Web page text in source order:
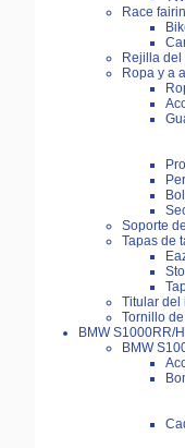
Race
Rejilla
Ropa y a
Soporte
Tapas de
Titular del
Tornillo
BMW S1000RR/
BMW